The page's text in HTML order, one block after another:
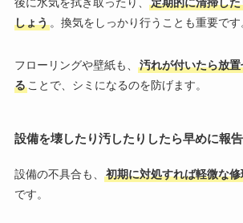
しょう。換気をしっかり行うことも重要です
フローリングや壁紙も、
汚れが付いたら放
ることで、シミになるのを防げます。
設備を壊したり汚したりしたら早めに報
設備の不具合も、
初期に対処すれば軽微な
です。